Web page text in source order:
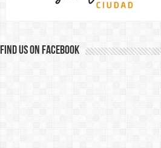
Find us on Facebook